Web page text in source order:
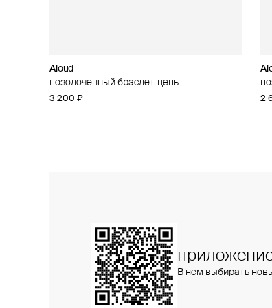
Aloud
позолоченный браслет-цепь
3 200 ₽ 2
Aloud
позолоченное колье-цепь
5 100 ₽
В нем выбирать